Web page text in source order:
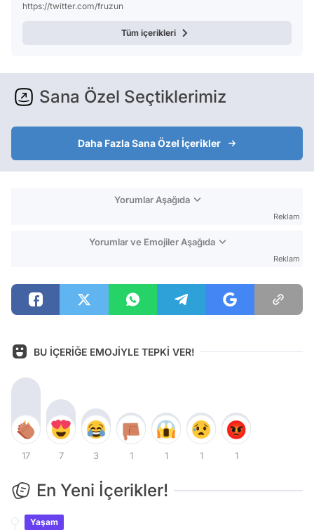
https://twitter.com/fruzun
Tüm içerikleri
Sana Özel Seçtiklerimiz
Daha Fazla Sana Özel İçerikler
Yorumlar Aşağıda
Reklam
Yorumlar ve Emojiler Aşağıda
Reklam
BU İÇERİĞE EMOJİYLE TEPKİ VER!
17 7 3 1 1 1 1
En Yeni İçerikler!
Yaşam